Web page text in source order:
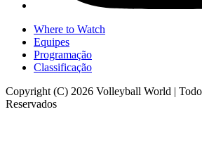
Where to Watch
Equipes
Programação
Classificação
Copyright (C) 2026 Volleyball World |
Reservados